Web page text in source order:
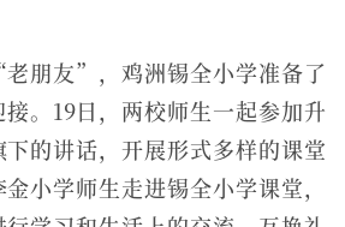
朋友”，鸡洲锡全小学准备了
。19日，两校师生一起参加升
的讲话，开展形式多样的课堂
小学师生走进锡全小学课堂，